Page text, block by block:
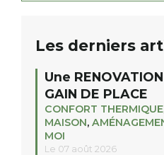
Les derniers
Une
GAIN DE PLACE
CONFORT THERMIQUE
MAISON,
MOI
Le 07 août 2026